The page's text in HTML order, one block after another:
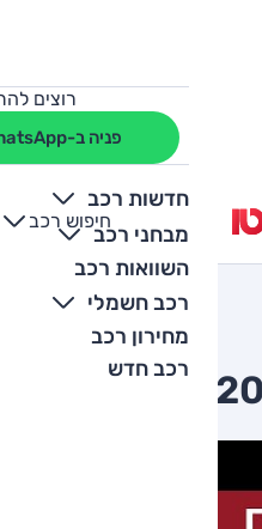
רוצים
פניה ב-WhatsApp
חדשות רכב
מבחני רכב
השוואות רכב
רכב חשמלי
מחירון רכב
רכב חדש
חיפוש רכב
+
-